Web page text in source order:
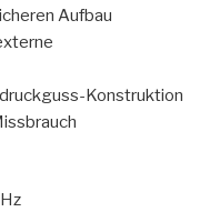
Aufbau
Konstruktion